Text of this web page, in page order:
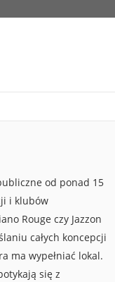
od ponad 15
i klubów
Rouge czy Jazzon
całych koncepcji
ma wypełniać lokal.
się z